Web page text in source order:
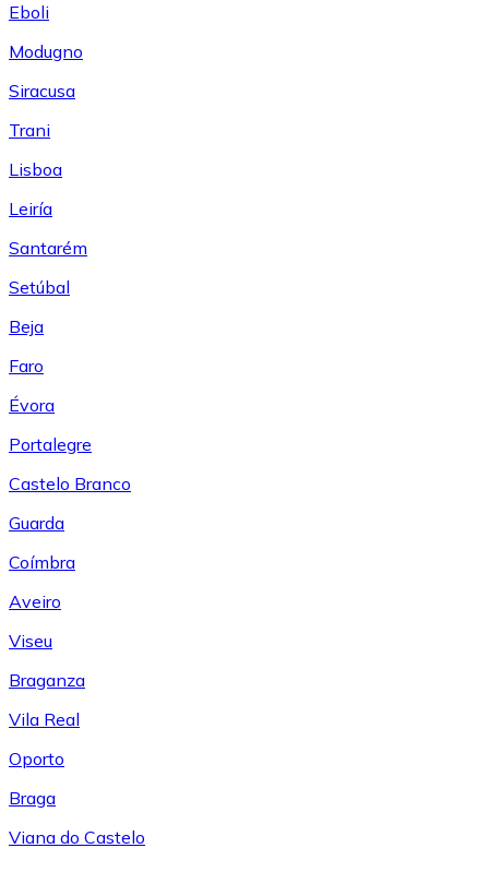
Eboli
Modugno
Siracusa
Trani
Lisboa
Leiría
Santarém
Setúbal
Beja
Faro
Évora
Portalegre
Castelo Branco
Guarda
Coímbra
Aveiro
Viseu
Braganza
Vila Real
Oporto
Braga
Viana do Castelo